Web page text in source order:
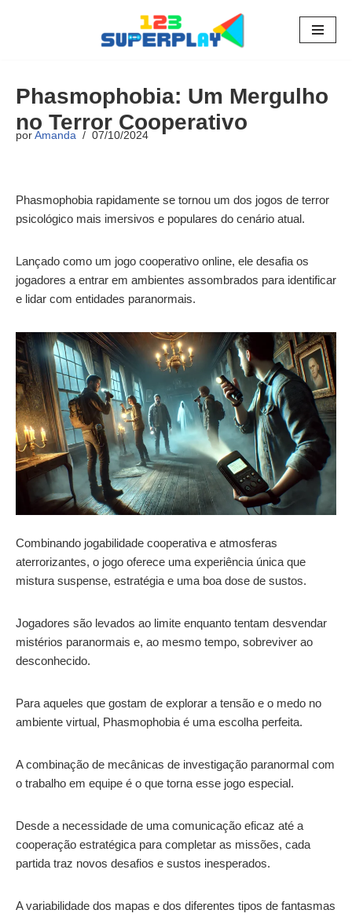
conteúdo
Phasmophobia: Um Mergulho
no Terror Cooperativo
por Amanda 07/10/2024
Phasmophobia rapidamente se tornou um dos jogos de terror
psicológico mais imersivos e populares do cenário atual.
Lançado como um jogo cooperativo online, ele desafia os
jogadores a entrar em ambientes assombrados para identificar
e lidar com entidades paranormais.
Combinando jogabilidade cooperativa e atmosferas
aterrorizantes, o jogo oferece uma experiência única que
mistura suspense, estratégia e uma boa dose de sustos.
Jogadores são levados ao limite enquanto tentam desvendar
mistérios paranormais e, ao mesmo tempo, sobreviver ao
desconhecido.
Para aqueles que gostam de explorar a tensão e o medo no
ambiente virtual, Phasmophobia é uma escolha perfeita.
A combinação de mecânicas de investigação paranormal com
o trabalho em equipe é o que torna esse jogo especial.
Desde a necessidade de uma comunicação eficaz até a
cooperação estratégica para completar as missões, cada
partida traz novos desafios e sustos inesperados.
A variabilidade dos mapas e dos diferentes tipos de fantasmas